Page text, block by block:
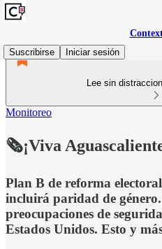
Suscribirse
Iniciar sesión
Lee sin
Monitoreo
🗞️¡Viva
Plan B de reforma
incluirá paridad de
preocupaciones de
Estados Unidos. Esto y